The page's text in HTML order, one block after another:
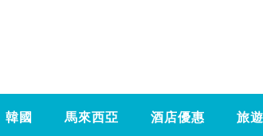
韓國 馬來西亞 酒店優惠 旅